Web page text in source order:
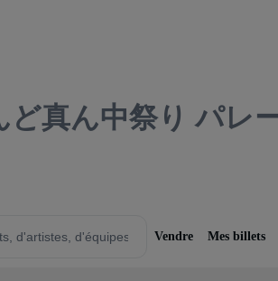
真ん中祭り パレ
Vendre Mes billets